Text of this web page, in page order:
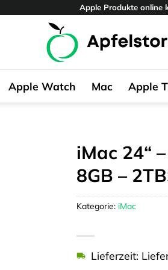
Apple Produkte online
Apple Watch Mac Apple
iMac 24“
8GB –
Lieferzeit:
Kategorie: iMac